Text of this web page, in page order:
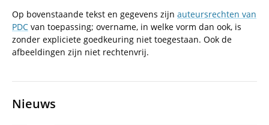
Op bovenstaande tekst en gegevens zijn auteursrechten van
PDC van toepassing; overname, in welke vorm dan ook, is
zonder expliciete goedkeuring niet toegestaan. Ook de
afbeeldingen zijn niet rechtenvrij.
Nieuws